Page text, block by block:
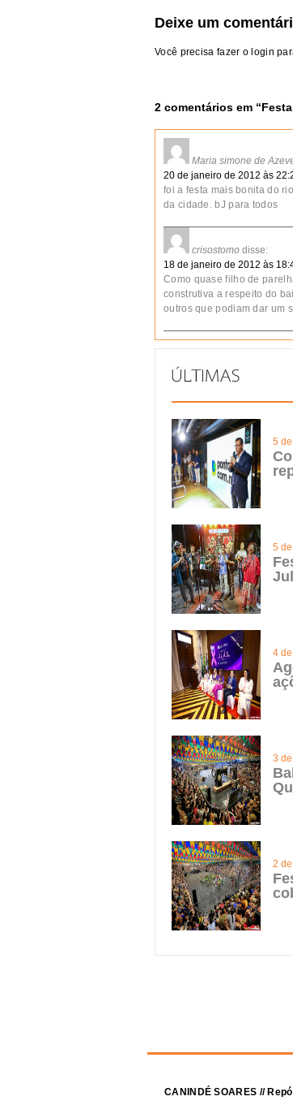
Deixe um
Você precisa fazer o login
2 comentários em “
Maria simone de
20 de janeiro de 2012 às
foi a festa mais bonita do
da cidade. bJ para todos
crisostomo disse:
18 de janeiro de 2012 às
Como quase filho de
construtiva a respeito do
outros que podiam dar um
5
5
4
3
2
CANINDÉ SOARES //